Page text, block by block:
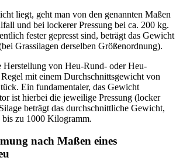
liegt, geht man von den genannten Maßen
und bei lockerer Pressung bei ca. 200 kg.
fester gepresst sind, beträgt das Gewicht
Grassilagen derselben Größenordnung).
Herstellung von Heu-Rund- oder Heu-
mit einem Durchschnittsgewicht von
Ein fundamentaler, das Gewicht
ist hierbei die jeweilige Pressung (locker
beträgt das durchschnittliche Gewicht,
zu 1000 Kilogramm.
nach Maßen eines